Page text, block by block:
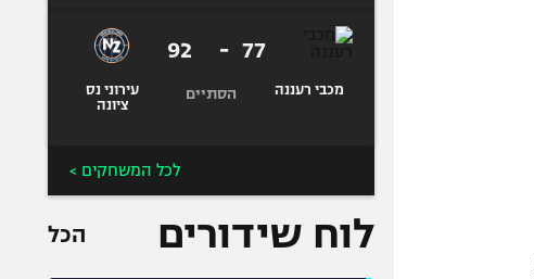
מכבי רעננה
77
-
92
הסתיים
עירוני נס
ציונה
לכל המשחקים >
לוח שידורים הכל